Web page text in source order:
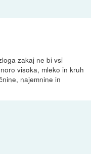
zakaj ne bi vsi
visoka, mleko in kruh
najemnine in